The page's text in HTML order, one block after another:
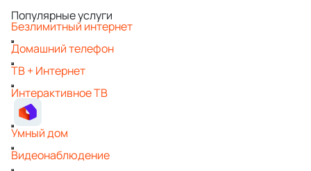
Популярные услуги
Безлимитный интернет
Домашний телефон
ТВ + Интернет
Интерактивное ТВ
Умный дом
Видеонаблюдение